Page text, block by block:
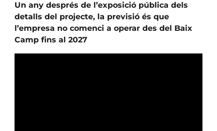
Un any després de l’exposició pública dels
detalls del projecte, la previsió és que
l’empresa no comenci a operar des del Baix
Camp fins al 2027